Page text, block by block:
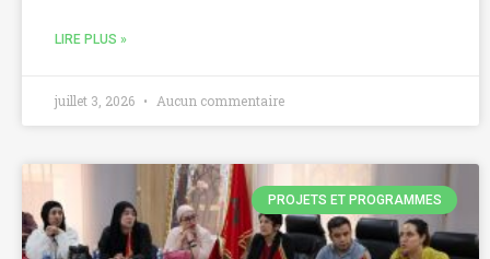
LIRE PLUS »
juillet 3, 2026 Aucun commentaire
PROJETS ET PROGRAMMES